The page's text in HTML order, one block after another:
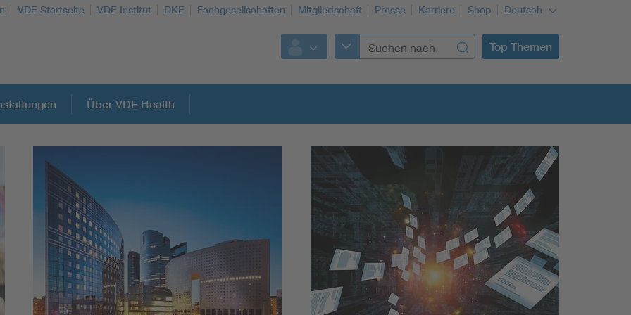
VDE Startseite VDE Institut DKE Fachgesellschaften Mitgliedschaft Presse Karriere Shop Deutsch
Top Themen
Weitere Themen
Assisted Living
Electromobility
Energy efficiency
Building Services Engineering
Information and communications technology ICT
Education + profession
Über VDE Health